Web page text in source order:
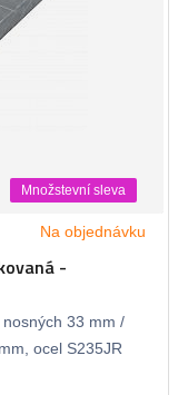
Množstevní sleva
Na objednávku
-
33 mm /
ocel S235JR